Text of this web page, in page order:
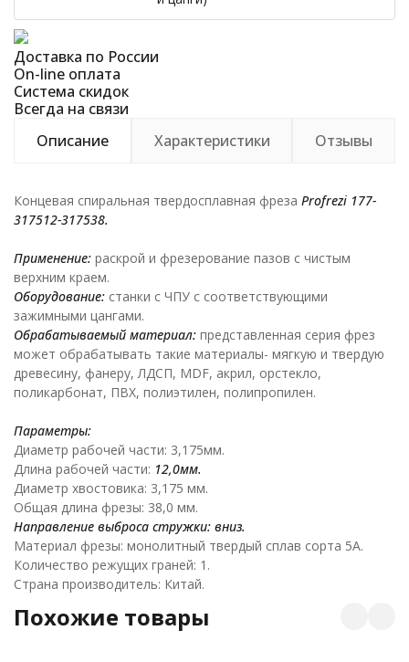
Доставка по России
On-line оплата
Система скидок
Всегда на связи
Описание
Характеристики Отзывы
Концевая спиральная твердосплавная фреза Profrezi 177-
317512-317538.
Применение: раскрой и фрезерование пазов с чистым
верхним краем.
Оборудование: станки с ЧПУ с соответствующими
зажимными цангами.
Обрабатываемый материал: представленная серия фрез
может обрабатывать такие материалы- мягкую и твердую
древесину, фанеру, ЛДСП, MDF, акрил, орстекло,
поликарбонат, ПВХ, полиэтилен, полипропилен.
Параметры:
Диаметр рабочей части: 3,175мм.
Длина рабочей части: 12,0мм.
Диаметр хвостовика: 3,175 мм.
Общая длина фрезы: 38,0 мм.
Направление выброса стружки: вниз.
Материал фрезы: монолитный твердый сплав сорта 5А.
Количество режущих граней: 1.
Страна производитель: Китай.
Похожие товары